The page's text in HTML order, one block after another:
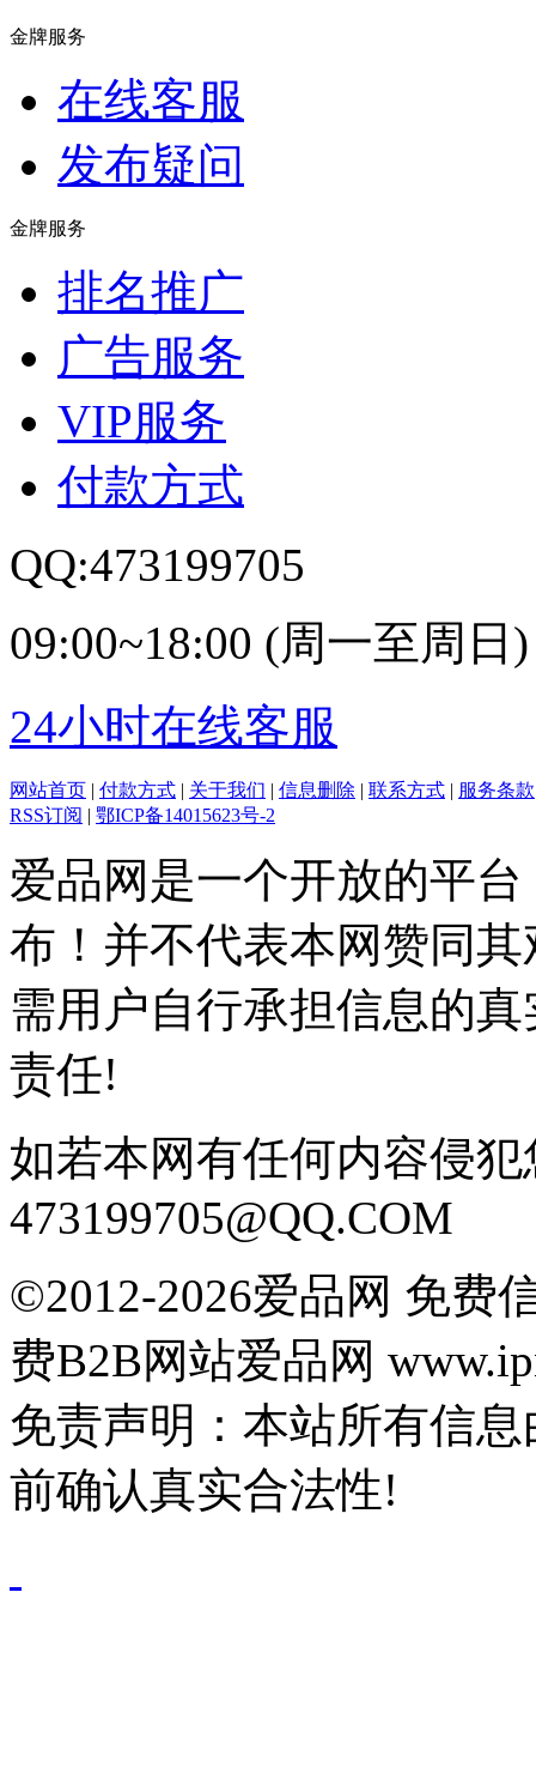
金牌服务
在线客服
发布疑问
金牌服务
排名推广
广告服务
VIP服务
付款方式
QQ:473199705
09:00~18:00 (周一至周日)
24小时在线客服
网站首页 | 付款方式 | 关于我们 | 信息删除 | 联系方式 | 服务条款
RSS订阅 | 鄂ICP备14015623号-2
爱品网是一个开放的平
布！并不代表本网赞同
需用户自行承担信息的
责任!
如若本网有任何内容侵
473199705@QQ.COM
©2012-2026爱品网 免费
费B2B网站爱品网
免责声明：本站所有信
前确认真实合法性!